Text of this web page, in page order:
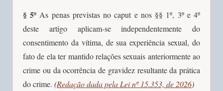
§ 5º As penas previstas no caput e nos §§ 1º, 3º e 4º
deste artigo aplicam-se independentemente do
consentimento da vítima, de sua experiência sexual, do
fato de ela ter mantido relações sexuais anteriormente ao
crime ou da ocorrência de gravidez resultante da prática
do crime. (Redação dada pela Lei nº 15.353, de 2026)